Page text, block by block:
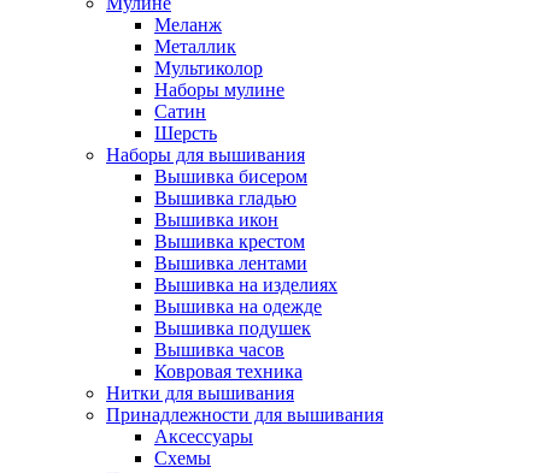
Меланж
Металлик
Мультиколор
Наборы мулине
Сатин
Шерсть
Наборы для вышивания
Вышивка бисером
Вышивка гладью
Вышивка икон
Вышивка крестом
Вышивка лентами
Вышивка на изделиях
Вышивка на одежде
Вышивка подушек
Вышивка часов
Ковровая техника
Нитки для вышивания
Принадлежности для вышивания
Аксессуары
Схемы